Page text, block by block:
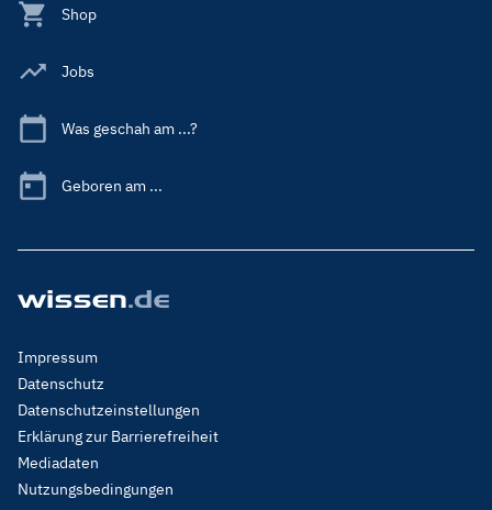
Shop
Jobs
Was geschah am ...?
Geboren am ...
Footer
Menu
Legal
Impressum
Datenschutz
Datenschutzeinstellungen
Erklärung zur Barrierefreiheit
Mediadaten
Nutzungsbedingungen